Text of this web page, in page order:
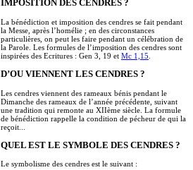
IMPOSITION DES CENDRES ?
La bénédiction et imposition des cendres se fait pendant
la Messe, après l’homélie ; en des circonstances
particulières, on peut les faire pendant un célébration de
la Parole. Les formules de l’imposition des cendres sont
inspirées des Ecritures : Gen 3, 19 et Mc 1,15
D’OU VIENNENT LES CENDRES ?
Les cendres viennent des rameaux bénis pendant le
Dimanche des rameaux de l’année précédente, suivant
une tradition qui remonte au XIIème siècle. La formule
de bénédiction rappelle la condition de pécheur de qui la
reçoit...
QUEL EST LE SYMBOLE DES CENDRES ?
Le symbolisme des cendres est le suivant :